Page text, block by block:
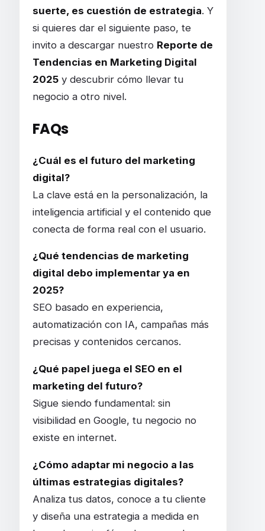
suerte, es cuestión de estrategia. Y
si quieres dar el siguiente paso, te
invito a descargar nuestro Reporte de
Tendencias en Marketing Digital
2025y descubrir cómo llevar tu
negocio a otro nivel.
FAQs
¿Cuál es el futuro del marketing
digital?
La clave está en la personalización, la
inteligencia artificial y el contenido que
conecta de forma real con el usuario.
¿Qué tendencias de marketing
digital debo implementar ya en
2025?
SEO basado en experiencia,
automatización con IA, campañas más
precisas y contenidos cercanos.
¿Qué papel juega el SEO en el
marketing del futuro?
Sigue siendo fundamental: sin
visibilidad en Google, tu negocio no
existe en internet.
¿Cómo adaptar mi negocio a las
últimas estrategias digitales?
Analiza tus datos, conoce a tu cliente
y diseña una estrategia a medida en